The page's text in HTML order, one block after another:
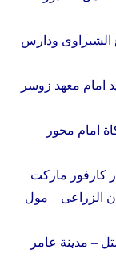
الشبراوى ودارس
امام معهد زوسر
امام محور
الزراعى – مول
– مدينة عامر